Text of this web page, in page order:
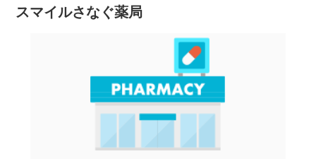
スマイルさなぐ薬局